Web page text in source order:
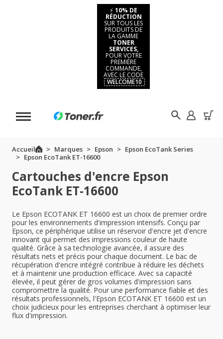
⚡ 10% DE
RÉDUCTION
SUR TOUS LES
PRODUITS DE
LA GAMME
TONER
SERVICES,
POUR VOTRE
PREMIÈRE
COMMANDE,
AVEC LE CODE
WELCOME10
Accueil Marques Epson
Epson EcoTank Series
Epson EcoTank ET-16600
Cartouches d'encre Epson
EcoTank ET-16600
Le Epson ECOTANK ET 16600 est un choix de premier ordre
pour les environnements d'impression intensifs. Conçu par
Epson, ce périphérique utilise un réservoir d'encre jet d'encre
innovant qui permet des impressions couleur de haute
qualité. Grâce à sa technologie avancée, il assure des
résultats nets et précis pour chaque document. Le bac de
récupération d'encre intégré contribue à réduire les déchets
et à maintenir une production efficace. Avec sa capacité
élevée, il peut gérer de gros volumes d'impression sans
compromettre la qualité. Pour une performance fiable et des
résultats professionnels, l'Epson ECOTANK ET 16600 est un
choix judicieux pour les entreprises cherchant à optimiser leur
flux d'impression.